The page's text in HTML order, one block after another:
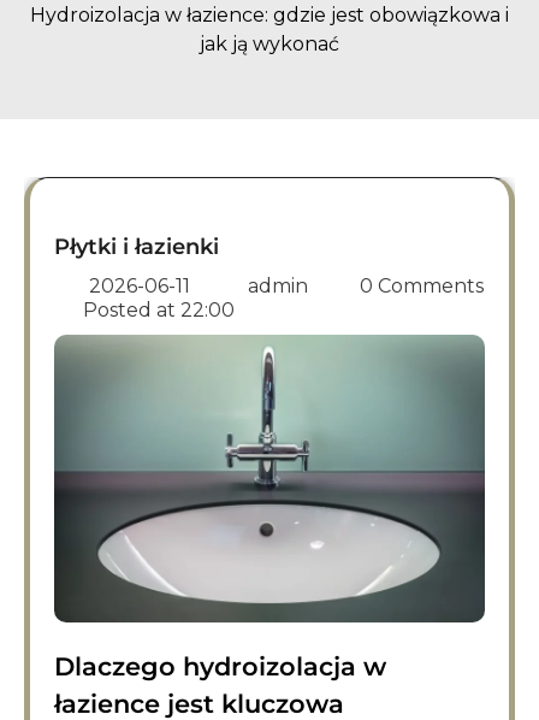
Hydroizolacja w łazience: gdzie jest obowiązkowa i
jak ją wykonać
Płytki i łazienki
2026-06-11 admin
0 Comments
Posted at 22:00
Dlaczego hydroizolacja w
łazience jest kluczowa